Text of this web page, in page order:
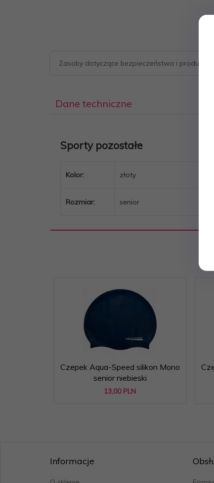
Zasoby dotyczące bezpieczeństwa i produktów
Dane techniczne
Sporty pozostałe
Kolor: złoty
Rozmiar: senior
Czepek Aqua-Speed silikon Mono
senior niebieski
13,00 PLN
Informacje